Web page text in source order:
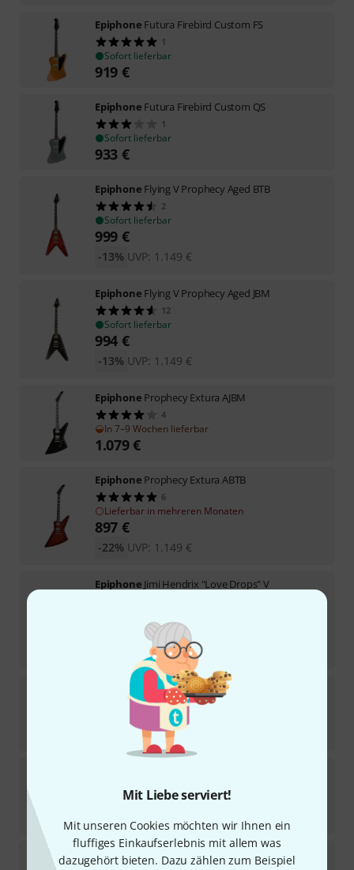
Mit Liebe serviert!
Mit unseren Cookies möchten wir Ihnen ein
fluffiges Einkaufserlebnis mit allem was
dazugehört bieten. Dazu zählen zum Beispiel
Epiphone Futura Firebird Custom FS
1
Sofort lieferbar
919 €
Epiphone Futura Firebird Custom QS
1
Sofort lieferbar
933 €
Epiphone Flying V Prophecy Aged BTB
2
Sofort lieferbar
999 €
UVP: 1.149 €
-13%
Epiphone Flying V Prophecy Aged JBM
12
Sofort lieferbar
994 €
UVP: 1.149 €
-13%
Epiphone Prophecy Extura AJBM
4
In 7–9 Wochen lieferbar
1.079€
Epiphone Prophecy Extura ABTB
6
Lieferbar in mehreren Monaten
897 €
UVP: 1.149 €
-22%
Epiphone Jimi Hendrix "Love Drops" V
UVP:1.699 €
Flying V 70s Maui Blue B-Stock
Sofort lieferbar
35
Sofort lieferbar
Epiphone